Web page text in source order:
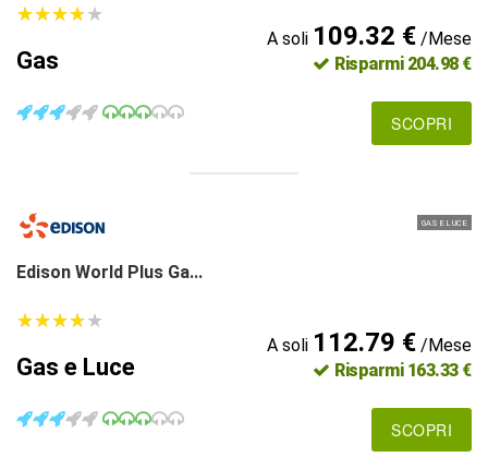
★★★★★
★★★★★
Gas
A soli 109.32 €/Mese
Risparmi 204.98 €
SCOPRI
GAS E LUCE
Edison World Plus Ga...
★★★★★
★★★★★
Gas e Luce
A soli 112.79 €/Mese
Risparmi 163.33 €
SCOPRI